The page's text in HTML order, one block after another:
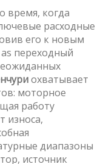
время, когда
расходные
его к новым
переходный
охватывает
моторное
работу
износа,
диапазоны
, источник